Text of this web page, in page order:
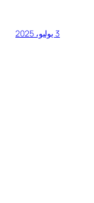
3 يوليو، 2025